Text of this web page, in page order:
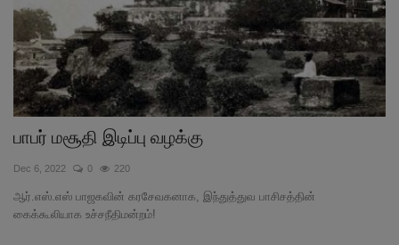
பாபர் மசூதி இடிப்பு வழக்கு
Dec 6, 2022 0 220
ஆர்.எஸ்.எஸ் பாஜகவின் கரசேவகனாக, இந்துத்துவ பாசிசத்தின்
கைக்கூலியாக உச்சநீதிமன்றம்!